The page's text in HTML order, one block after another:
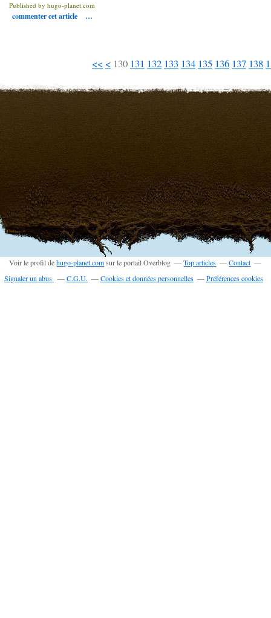
Published by hugo-planet.com
commenter cet article …
<< < 100
110
120
130 131 132 133 134 135 136 137 138
Voir le profil dehugo-planet.comsur le portail Overblog Top articles
Contact
Signaler un abus
C.G.U. Cookies et données personnelles Préférences cookies